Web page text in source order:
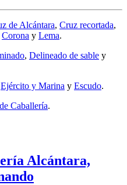
de Alcántara, Cruz recortada,
Corona y Lema.
, Delineado de sable y
Ejército y Marina y Escudo.
Caballería.
Alcántara,